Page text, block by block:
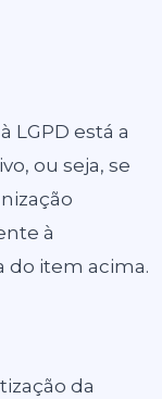
LGPD está a
ou seja, se
à
do item acima.
da